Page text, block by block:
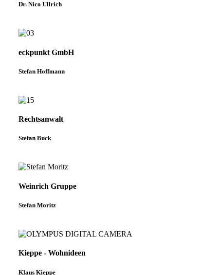
Dr. Nico Ullrich
eckpunkt GmbH
Stefan Hoffmann
Rechtsanwalt
Stefan Buck
Weinrich Gruppe
Stefan Moritz
Kieppe - Wohnideen
Klaus Kieppe